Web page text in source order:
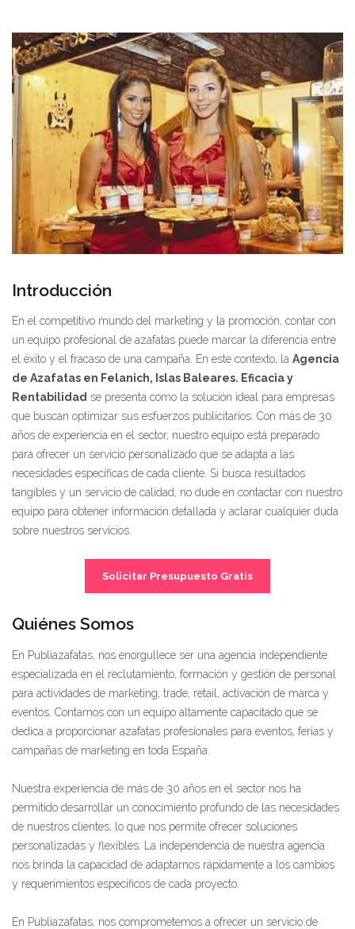
Introducción
En el competitivo mundo del marketing y la promoción, contar con
un equipo profesional de azafatas puede marcar la diferencia entre
el éxito y el fracaso de una campaña. En este contexto, la Agencia
de Azafatas en Felanich, Islas Baleares. Eficacia y
Rentabilidad se presenta como la solución ideal para empresas
que buscan optimizar sus esfuerzos publicitarios. Con más de 30
años de experiencia en el sector, nuestro equipo está preparado
para ofrecer un servicio personalizado que se adapta a las
necesidades específicas de cada cliente. Si busca resultados
tangibles y un servicio de calidad, no dude en contactar con nuestro
equipo para obtener información detallada y aclarar cualquier duda
sobre nuestros servicios.
Solicitar Presupuesto Gratis
Quiénes Somos
En Publiazafatas, nos enorgullece ser una agencia independiente
especializada en el reclutamiento, formación y gestión de personal
para actividades de marketing, trade, retail, activación de marca y
eventos. Contamos con un equipo altamente capacitado que se
dedica a proporcionar azafatas profesionales para eventos, ferias y
campañas de marketing en toda España.
Nuestra experiencia de más de 30 años en el sector nos ha
permitido desarrollar un conocimiento profundo de las necesidades
de nuestros clientes, lo que nos permite ofrecer soluciones
personalizadas y flexibles. La independencia de nuestra agencia
nos brinda la capacidad de adaptarnos rápidamente a los cambios
y requerimientos específicos de cada proyecto.
En Publiazafatas, nos comprometemos a ofrecer un servicio de